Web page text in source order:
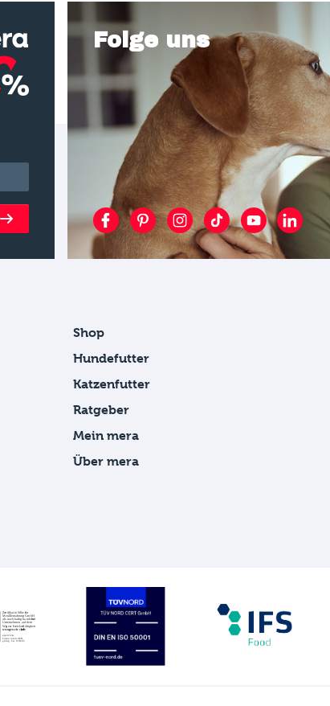
Folge uns
Shop
Hundefutter
Katzenfutter
Ratgeber
Mein mera
Über mera